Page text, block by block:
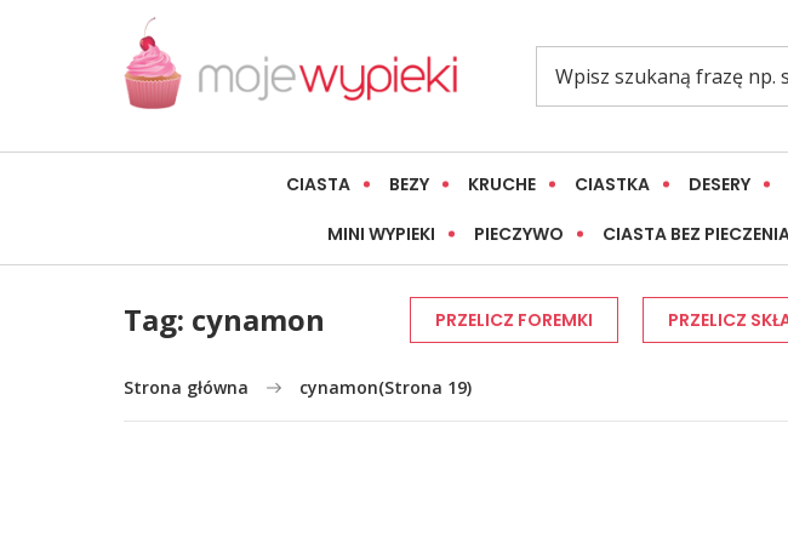
CIASTA BEZY KRUCHE CIASTKA DESERY
MINI WYPIEKI PIECZYWO CIASTA BEZ
Tag: cynamon PRZELICZ FOREMKI PRZELICZ
Strona główna cynamon(Strona 19)